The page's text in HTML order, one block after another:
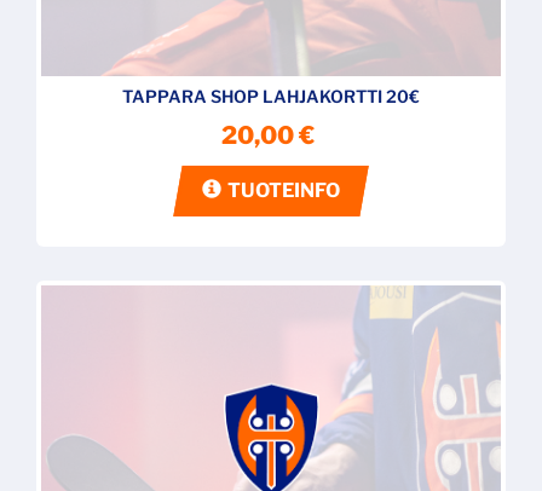
TAPPARA SHOP LAHJAKORTTI 20€
20,00 €
TUOTEINFO